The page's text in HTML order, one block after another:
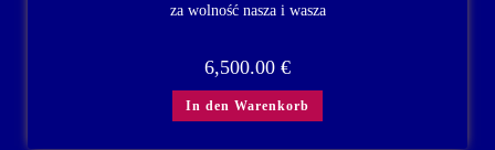
za wolność nasza i wasza
6,500.00 €
In den Warenkorb